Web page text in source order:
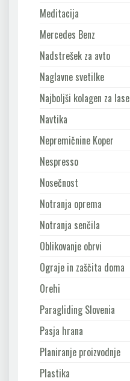
Meditacija
Mercedes Benz
Nadstrešek za avto
Naglavne svetilke
Najboljši kolagen za lase
Navtika
Nepremičnine Koper
Nespresso
Nosečnost
Notranja oprema
Notranja senčila
Oblikovanje obrvi
Ograje in zaščita doma
Orehi
Paragliding Slovenia
Pasja hrana
Planiranje proizvodnje
Plastika